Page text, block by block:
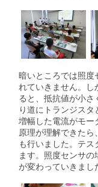
暗いところでは照度
れていきません。し
ると、抵抗値が小さ
り道にトランジスタ
増幅した電流がモー
原理が理解できた
も行いました。テス
ます。照度センサ
が変わっていきまし